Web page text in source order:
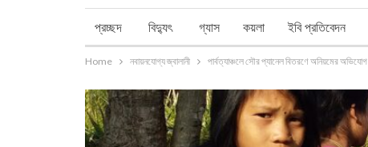
প্রচ্ছদ বিদ্যুৎ গ্যাস কয়লা ইবি প্রতিবেদন
Home নবায়নযোগ্য জ্বালানী পার্বত্যাঞ্চলে সৌর প্যানেল বিতরণে অনিয়মের অভিযোগ